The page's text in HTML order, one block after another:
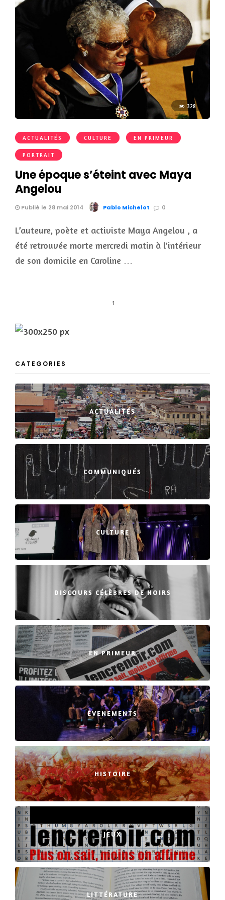
328
ACTUALITÉS CULTURE EN PRIMEUR
PORTRAIT
Une époque s’éteint avec Maya
Angelou
Publié le 28 mai 2014 Pablo Michelot 0
L’auteure, poète et activiste Maya Angelou , a
été retrouvée morte mercredi matin à l'intérieur
de son domicile en Caroline …
1
CATEGORIES
ACTUALITÉS
COMMUNIQUÉS
CULTURE
DISCOURS CÉLÈBRES DE NOIRS
EN PRIMEUR
EVENEMENTS
HISTOIRE
JEUX
LITTÉRATURE